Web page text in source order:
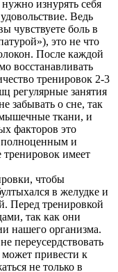
изнурять себя
Ведь
чувствуете боль в
это не что
После каждой
восстанавливать
тренировок 2-3
регулярные занятия
забывать о сне, так
ткани, и
факторов это
полноценным и
имеет
чтобы
в желудке и
Перед тренировкой
так как они
нашего организма.
переусердствовать
может привести к
не только в